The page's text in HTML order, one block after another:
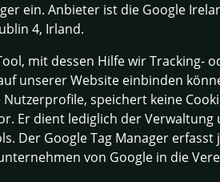
ein. Anbieter ist die Google
4, Irland.
mit dessen Hilfe wir Tracking-
unserer Website einbinden
speichert keine
Er dient lediglich der Verwaltung
Der Google Tag Manager erfasst
von Google in die